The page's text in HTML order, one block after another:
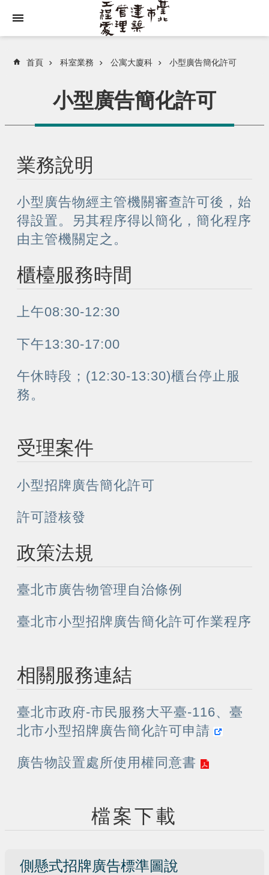
首頁 科室業務 公寓大廈科 小型廣告簡化許可
小型廣告簡化許可
業務說明
小型廣告物經主管機關審查許可後，始
得設置。另其程序得以簡化，簡化程序
由主管機關定之。
櫃檯服務時間
上午08:30-12:30
下午13:30-17:00
午休時段；(12:30-13:30)櫃台停止服
務。
受理案件
小型招牌廣告簡化許可
許可證核發
政策法規
臺北市廣告物管理自治條例
臺北市小型招牌廣告簡化許可作業程序
相關服務連結
臺北市政府-市民服務大平臺-116、臺
北市小型招牌廣告簡化許可申請
廣告物設置處所使用權同意書
檔案下載
側懸式招牌廣告標準圖說